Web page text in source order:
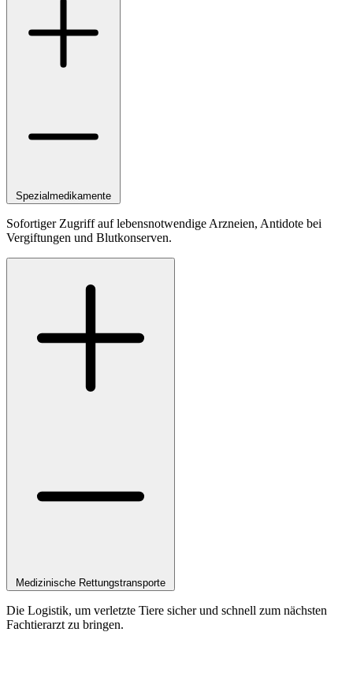
Spezialmedikamente
Sofortiger Zugriff auf lebensnotwendige Arzneien, Antidote bei
Vergiftungen und Blutkonserven.
Medizinische Rettungstransporte
Die Logistik, um verletzte Tiere sicher und schnell zum nächsten
Fachtierarzt zu bringen.